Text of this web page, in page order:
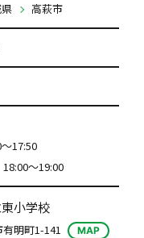
高萩市
17:50
～19:00
小学校
明町1-141 MAP